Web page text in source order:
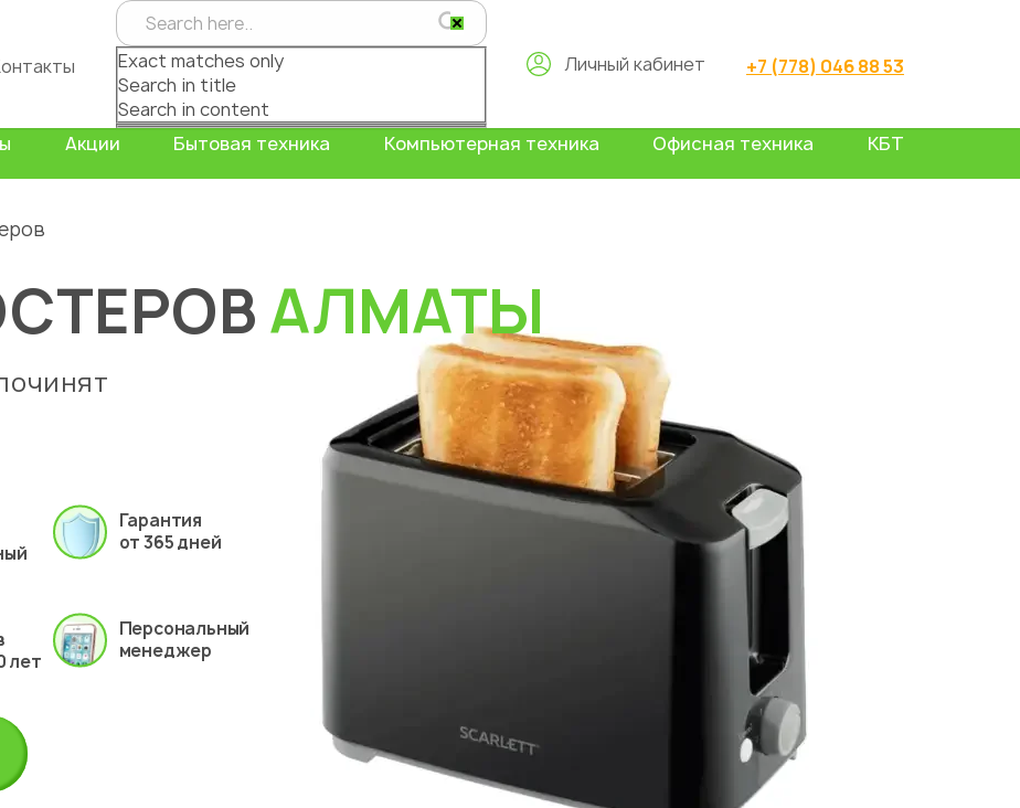
Exact matches only
Search in title
Search in content
Личный кабинет +7 (778) 046 88 53
Акции Бытовая техника Компьютерная техника Офисная техника КБТ
АЛМАТЫ
Гарантия
от 365 дней
лет
Персональный
менеджер